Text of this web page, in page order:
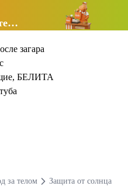
за телом Защита от солнца